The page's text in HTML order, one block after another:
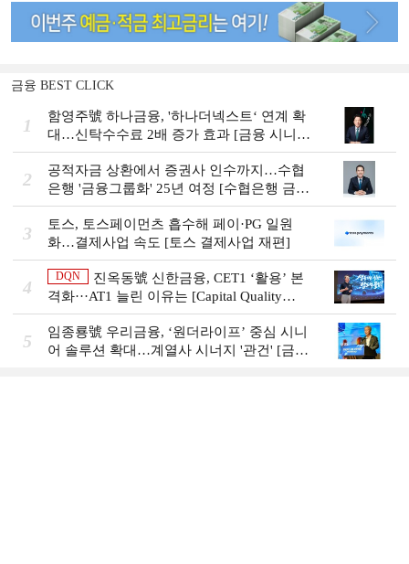
금융 BEST CLICK
1
함영주號 하나금융, '하나더넥스트‘ 연계 확
대…신탁수수료 2배 증가 효과 [금융 시니어
비즈니스 돋보기]
2
공적자금 상환에서 증권사 인수까지…수협
은행 '금융그룹화' 25년 여정 [수협은행 금융
그룹의 꿈①]
3
토스, 토스페이먼츠 흡수해 페이·PG 일원
화…결제사업 속도 [토스 결제사업 재편]
4
DQN
진옥동號 신한금융, CET1 ‘활용’ 본
격화···AT1 늘린 이유는 [Capital Quality
Review]
5
임종룡號 우리금융, ‘원더라이프’ 중심 시니
어 솔루션 확대…계열사 시너지 '관건' [금융